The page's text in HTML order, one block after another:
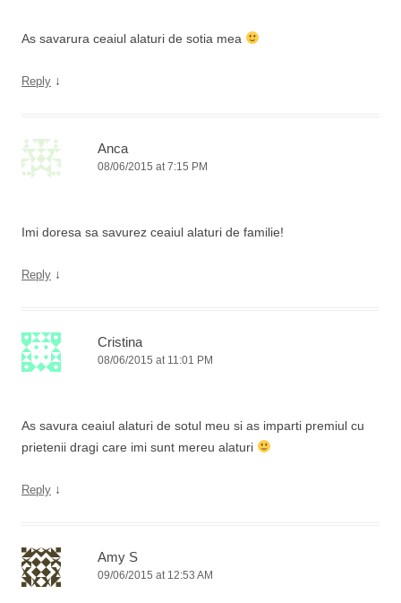
As savarura ceaiul alaturi de sotia mea
Reply ↓
Anca
08/06/2015 at 7:15 PM
Imi doresa sa savurez ceaiul alaturi de familie!
Reply ↓
Cristina
08/06/2015 at 11:01 PM
As savura ceaiul alaturi de sotul meu si as imparti premiul cu
prietenii dragi care imi sunt mereu alaturi
Reply ↓
Amy S
09/06/2015 at 12:53 AM